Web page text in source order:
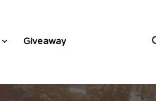
Giveaway